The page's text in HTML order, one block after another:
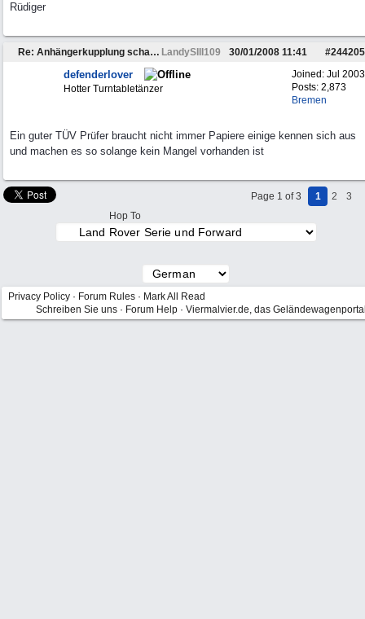
Rüdiger
Re: Anhängerkupplung schafft TÜV nicht LandySIII109 #244205
30/01/2008 11:41
Joined: Jul 2003
Posts: 2,873
Bremen
defenderlover
Hotter Turntabletänzer
Ein guter TÜV Prüfer braucht nicht immer Papiere einige kennen sich aus
und machen es so solange kein Mangel vorhanden ist
Page 1 of 3 1 2
3
Hop To
Privacy Policy · Forum Rules · Mark All Read
Schreiben Sie uns · Forum Help · Viermalvier.de, das